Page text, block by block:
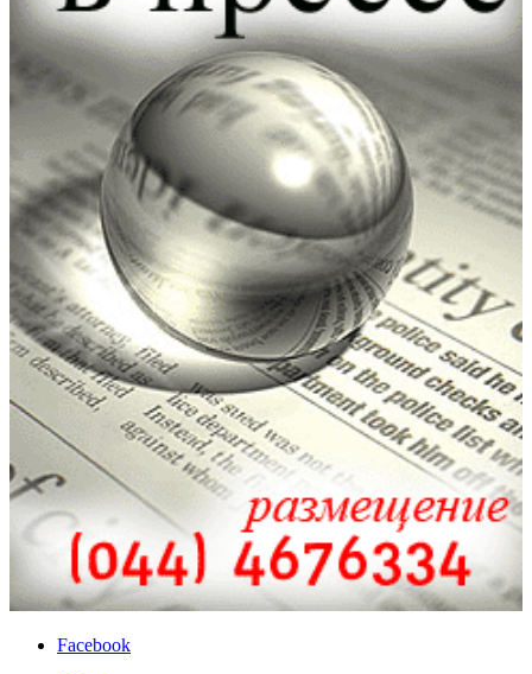
Facebook